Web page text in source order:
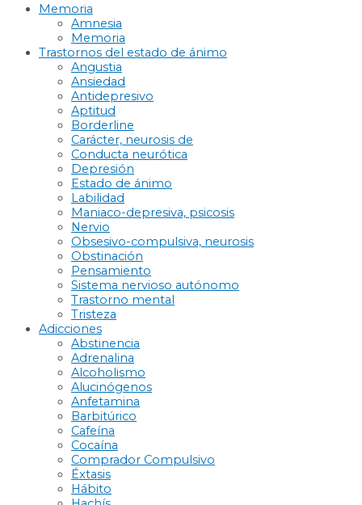
Memoria
Amnesia
Memoria
Trastornos del estado de ánimo
Angustia
Ansiedad
Antidepresivo
Aptitud
Borderline
Carácter, neurosis de
Conducta neurótica
Depresión
Estado de ánimo
Labilidad
Maniaco-depresiva, psicosis
Nervio
Obsesivo-compulsiva, neurosis
Obstinación
Pensamiento
Sistema nervioso autónomo
Trastorno mental
Tristeza
Adicciones
Abstinencia
Adrenalina
Alcoholismo
Alucinógenos
Anfetamina
Barbitúrico
Cafeína
Cocaína
Comprador Compulsivo
Éxtasis
Hábito